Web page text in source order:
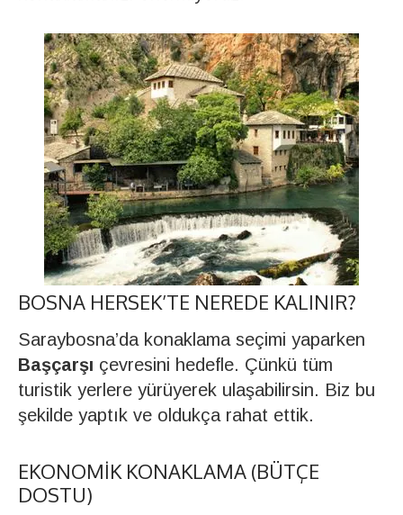
BOSNA HERSEK’TE NEREDE KALINIR?
Saraybosna’da konaklama seçimi yaparken
Başçarşı çevresini hedefle. Çünkü tüm
turistik yerlere yürüyerek ulaşabilirsin. Biz bu
şekilde yaptık ve oldukça rahat ettik.
EKONOMIK KONAKLAMA (BÜTÇE
DOSTU)